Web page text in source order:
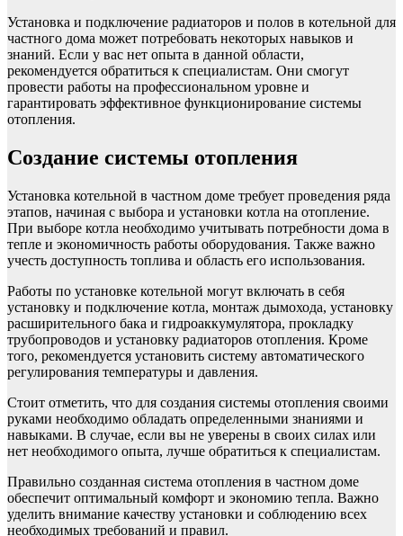
Установка и подключение радиаторов и полов в котельной для
частного дома может потребовать некоторых навыков и
знаний. Если у вас нет опыта в данной области,
рекомендуется обратиться к специалистам. Они смогут
провести работы на профессиональном уровне и
гарантировать эффективное функционирование системы
отопления.
Создание системы отопления
Установка котельной в частном доме требует проведения ряда
этапов, начиная с выбора и установки котла на отопление.
При выборе котла необходимо учитывать потребности дома в
тепле и экономичность работы оборудования. Также важно
учесть доступность топлива и область его использования.
Работы по установке котельной могут включать в себя
установку и подключение котла, монтаж дымохода, установку
расширительного бака и гидроаккумулятора, прокладку
трубопроводов и установку радиаторов отопления. Кроме
того, рекомендуется установить систему автоматического
регулирования температуры и давления.
Стоит отметить, что для создания системы отопления своими
руками необходимо обладать определенными знаниями и
навыками. В случае, если вы не уверены в своих силах или
нет необходимого опыта, лучше обратиться к специалистам.
Правильно созданная система отопления в частном доме
обеспечит оптимальный комфорт и экономию тепла. Важно
уделить внимание качеству установки и соблюдению всех
необходимых требований и правил.